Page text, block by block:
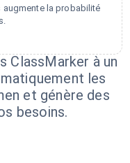
augmente la probabilité
ClassMarker à un
les
et génère des
besoins.